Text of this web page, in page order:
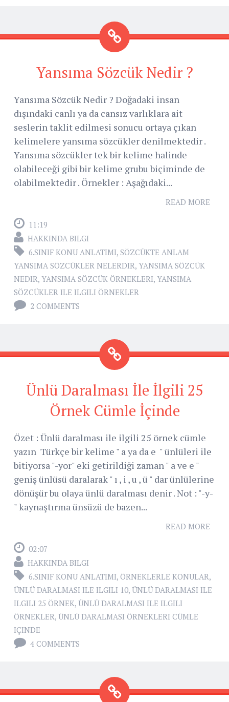
Yansıma Sözcük Nedir ?
Yansıma Sözcük Nedir ? Doğadaki insan
dışındaki canlı ya da cansız varlıklara ait
seslerin taklit edilmesi sonucu ortaya çıkan
kelimelere yansıma sözcükler denilmektedir .
Yansıma sözcükler tek bir kelime halinde
olabileceği gibi bir kelime grubu biçiminde de
olabilmektedir . Örnekler : Aşağıdaki...
READ MORE
11:19
HAKKINDA BILGI
6.SINIF KONU ANLATIMI, SÖZCÜKTE ANLAM
YANSIMA SÖZCÜKLER NELERDIR, YANSIMA SÖZCÜK
NEDIR, YANSIMA SÖZCÜK ÖRNEKLERI, YANSIMA
SÖZCÜKLER ILE ILGILI ÖRNEKLER
2 COMMENTS
Ünlü Daralması İle İlgili 25
Örnek Cümle İçinde
Özet : Ünlü daralması ile ilgili 25 örnek cümle
yazın Türkçe bir kelime " a ya da e " ünlüleri ile
bitiyorsa "-yor" eki getirildiği zaman " a ve e "
geniş ünlüsü daralarak " ı , i , u , ü " dar ünlülerine
dönüşür bu olaya ünlü daralması denir . Not : "-y-
" kaynaştırma ünsüzü de bazen...
READ MORE
02:07
HAKKINDA BILGI
6.SINIF KONU ANLATIMI, ÖRNEKLERLE KONULAR,
ÜNLÜ DARALMASI ILE ILGILI 10, ÜNLÜ DARALMASI ILE
ILGILI 25 ÖRNEK, ÜNLÜ DARALMASI ILE ILGILI
ÖRNEKLER, ÜNLÜ DARALMASI ÖRNEKLERI CÜMLE
IÇINDE
4 COMMENTS